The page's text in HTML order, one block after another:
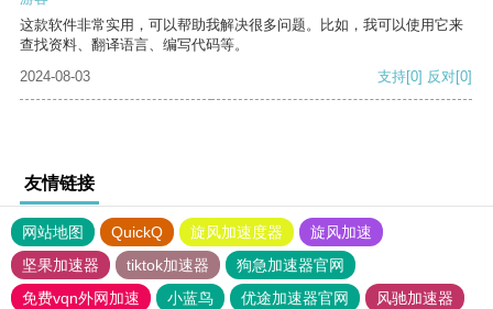
这款软件非常实用，可以帮助我解决很多问题。比如，我可以使用它来
查找资料、翻译语言、编写代码等。
2024-08-03
支持[0] 反对[0]
友情链接
网站地图 QuickQ 旋风加速度器
旋风加速
坚果加速器
tiktok加速器
狗急加速器官网
免费vqn外网加速
小蓝鸟 优途加速器官网
风驰加速器